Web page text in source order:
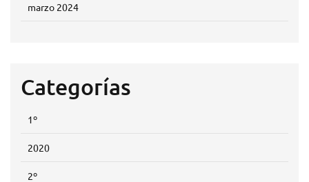
marzo 2024
Categorías
1º
2020
2º